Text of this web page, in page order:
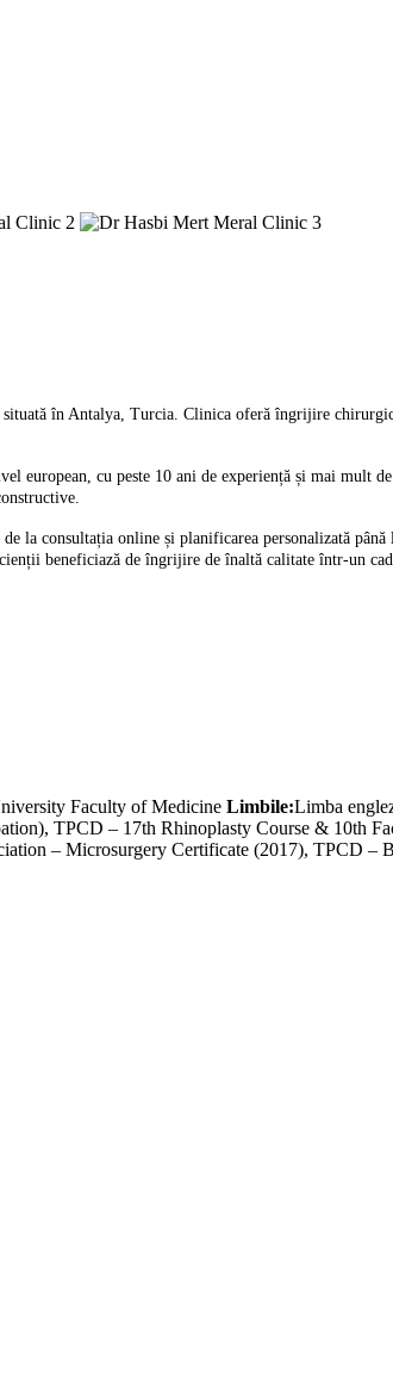
în Antalya, Turcia. Clinica oferă îngrijire
cu peste 10 ani de experiență și mai mult
la consultația online și planificarea personalizată
beneficiază de îngrijire de înaltă calitate într-un
Faculty of Medicine Limbile:Limba
TPCD – 17th Rhinoplasty Course & 10th
– Microsurgery Certificate (2017), TPCD